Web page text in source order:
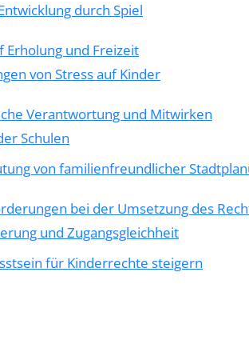
durch Spiel
Erholung und Freizeit
von Stress auf Kinder
Verantwortung und Mitwirken
Schulen
von familienfreundlicher
bei der Umsetzung des
und Zugangsgleichheit
für Kinderrechte steigern